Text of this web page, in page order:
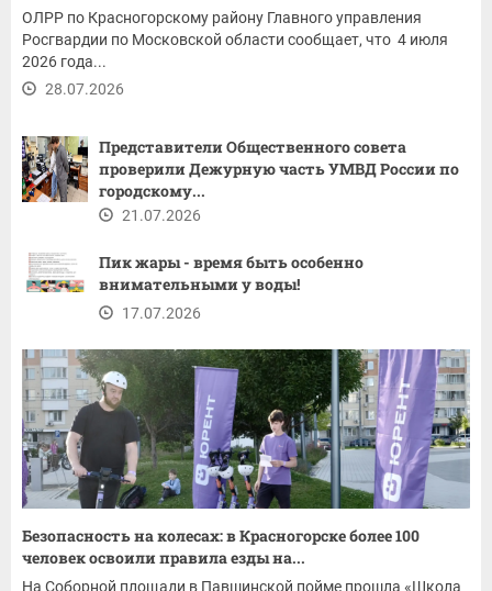
ОЛРР по Красногорскому району Главного управления
Росгвардии по Московской области сообщает, что 4 июля
2026 года...
28.07.2026
Представители Общественного совета
проверили Дежурную часть УМВД России по
городскому...
21.07.2026
Пик жары - время быть особенно
внимательными у воды!
17.07.2026
Безопасность на колесах: в Красногорске более 100
человек освоили правила езды на...
На Соборной площади в Павшинской пойме прошла «Школа